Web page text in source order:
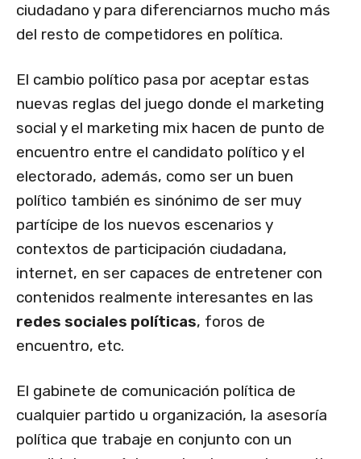
ciudadano y para diferenciarnos mucho más
del resto de competidores en política.
El cambio político pasa por aceptar estas
nuevas reglas del juego donde el marketing
social y el marketing mix hacen de punto de
encuentro entre el candidato político y el
electorado, además, como ser un buen
político también es sinónimo de ser muy
partícipe de los nuevos escenarios y
contextos de participación ciudadana,
internet, en ser capaces de entretener con
contenidos realmente interesantes en las
redes sociales políticas, foros de
encuentro, etc.
El gabinete de comunicación política de
cualquier partido u organización, la asesoría
política que trabaje en conjunto con un